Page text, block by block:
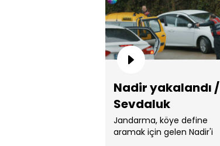
Nadir yakalandı /
Sevdaluk
Jandarma, köye define
aramak için gelen Nadir'i